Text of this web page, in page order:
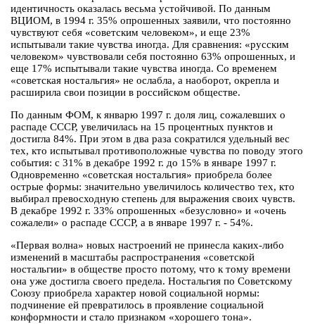
идентичность оказалась весьма устойчивой. По данным
ВЦИОМ, в 1994 г. 35% опрошенных заявили, что постоянно
чувствуют себя «советским человеком», и еще 23%
испытывали такие чувства иногда. Для сравнения: «русским
человеком» чувствовали себя постоянно 63% опрошенных, и
еще 17% испытывали такие чувства иногда. Со временем
«советская ностальгия» не ослабла, а наоборот, окрепла и
расширила свои позиции в российском обществе.
По данным ФОМ, к январю 1997 г. доля лиц, сожалевших о
распаде СССР, увеличилась на 15 процентных пунктов и
достигла 84%. При этом в два раза сократился удельный вес
тех, кто испытывал противоположные чувства по поводу этого
события: с 31% в декабре 1992 г. до 15% в январе 1997 г.
Одновременно «советская ностальгия» приобрела более
острые формы: значительно увеличилось количество тех, кто
выбирал превосходную степень для выражения своих чувств.
В декабре 1992 г. 33% опрошенных «безусловно» и «очень
сожалели» о распаде СССР, а в январе 1997 г. - 54%.
«Первая волна» новых настроений не принесла каких-либо
изменений в масштабы распространения «советской
ностальгии» в обществе просто потому, что к тому времени
она уже достигла своего предела. Ностальгия по Советскому
Союзу приобрела характер новой социальной нормы:
подчинение ей превратилось в проявление социальной
конформности и стало признаком «хорошего тона».